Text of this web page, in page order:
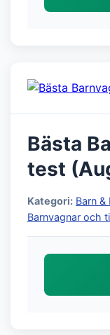
Bästa
test
Kategori: Barn &
Barnvagnar och